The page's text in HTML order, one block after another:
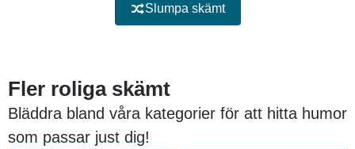
Slumpa skämt
Fler roliga skämt
Bläddra bland våra kategorier för att hitta humor
som passar just dig!